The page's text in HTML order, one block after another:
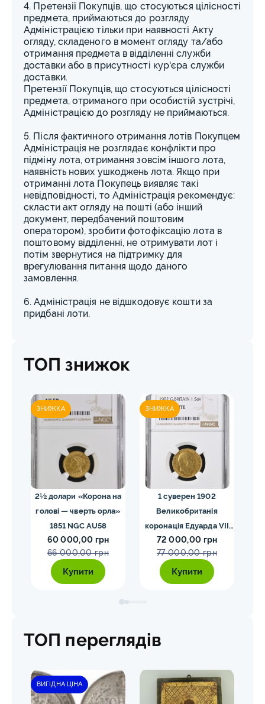
4. Претензії Покупців, що стосуються цілісності
предмета, приймаються до розгляду
Адміністрацією тільки при наявності Акту
огляду, складеного в момент огляду та/або
отримання предмета в відділенні служби
доставки або в присутності кур'єра служби
доставки.
Претензії Покупців, що стосуються цілісності
предмета, отриманого при особистій зустрічі,
Адміністрацією до розгляду не приймаються.
5. Після фактичного отримання лотів Покупцем
Адміністрація не розглядає конфлікти про
підміну лота, отримання зовсім іншого лота,
наявність нових ушкоджень лота. Якщо при
отриманні лота Покупець виявляє такі
невідповідності, то Адміністрація рекомендує:
скласти акт огляду на пошті (або інший
документ, передбачений поштовим
оператором), зробити фотофіксацію лота в
поштовому відділенні, не отримувати лот і
потім звернутися на підтримку для
врегулювання питання щодо даного
замовлення.
6. Адміністрація не відшкодовує кошти за
придбані лоти.
ТОП знижок
ЗНИЖКА
2½ долари «Корона на
голові — чверть орла»
1851 NGC AU58
60 000,00 грн
66 000,00 грн
Купити
ЗНИЖКА
1 суверен 1902
Великобританія
коронація Едуарда VII
NGC PF58 MATTE
72 000,00 грн
77 000,00 грн
Купити
ТОП переглядів
ВИГІДНА ЦІНА